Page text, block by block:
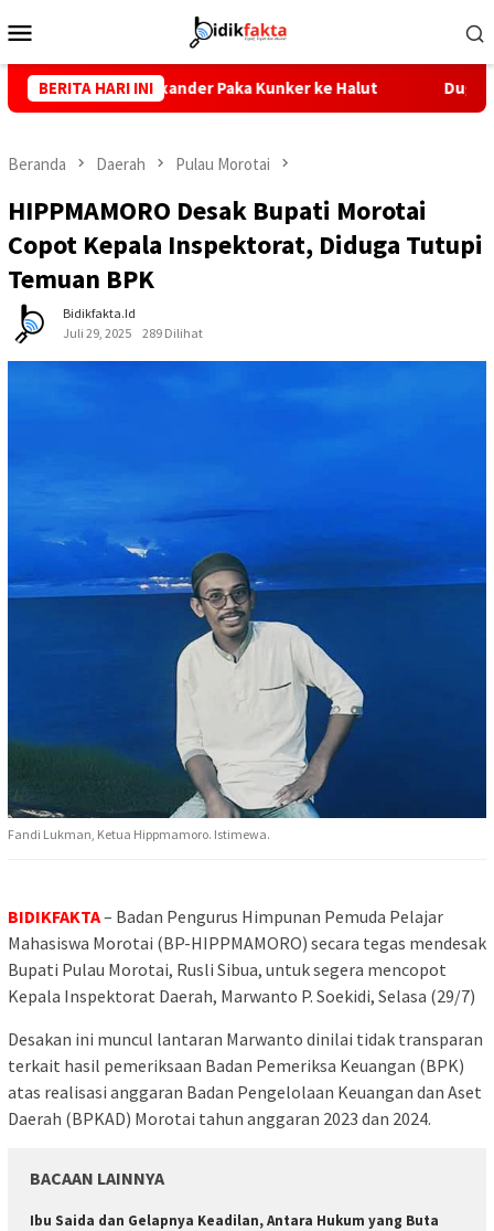
ke
Mobile
BERITA HARI INI
Alexander Paka Kunker ke Halut Dugaan Kelalaian
Beranda Daerah Pulau Morotai
HIPPMAMORO Desak Bupati Morotai
Copot Kepala Inspektorat, Diduga Tutupi
Temuan BPK
Bidikfakta.id
Juli 29, 2025
289 Dilihat
Fandi Lukman, Ketua Hippmamoro. Istimewa.
BIDIKFAKTA– Badan Pengurus Himpunan Pemuda Pelajar
Mahasiswa Morotai (BP-HIPPMAMORO) secara tegas mendesak
Bupati Pulau Morotai, Rusli Sibua, untuk segera mencopot
Kepala Inspektorat Daerah, Marwanto P. Soekidi, Selasa (29/7)
Desakan ini muncul lantaran Marwanto dinilai tidak transparan
terkait hasil pemeriksaan Badan Pemeriksa Keuangan (BPK)
atas realisasi anggaran Badan Pengelolaan Keuangan dan Aset
Daerah (BPKAD) Morotai tahun anggaran 2023 dan 2024.
BACAAN LAINNYA
Ibu Saida dan Gelapnya Keadilan, Antara Hukum yang Buta